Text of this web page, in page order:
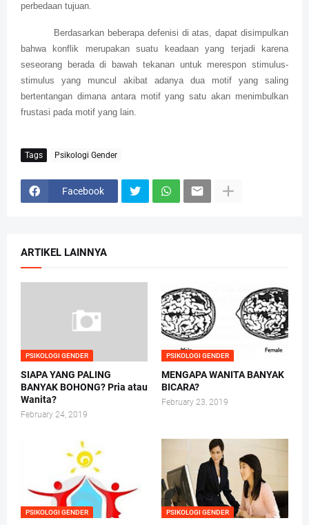
perbedaan tujuan.
Berdasarkan beberapa defenisi di atas, dapat disimpulkan
bahwa konflik merupakan suatu keadaan yang terjadi karena
seseorang berada di bawah tekanan untuk merespon stimulus-
stimulus yang muncul akibat adanya dua motif yang saling
bertentangan dimana antara motif yang satu akan menimbulkan
frustasi pada motif yang lain.
Tags Psikologi Gender
Facebook
ARTIKEL LAINNYA
PSIKOLOGI GENDER
SIAPA YANG PALING
BANYAK BOHONG? Pria atau
Wanita?
February 24, 2019
PSIKOLOGI GENDER
MENGAPA WANITA BANYAK
BICARA?
February 23, 2019
PSIKOLOGI GENDER PSIKOLOGI GENDER